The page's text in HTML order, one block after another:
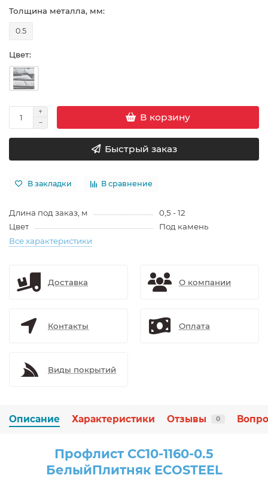
Толщина металла, мм:
0.5
Цвет:
В корзину
Быстрый заказ
В закладки В сравнение
Длина под заказ, м
0,5 - 12
Цвет
Под камень
Все характеристики
Доставка О компании
Контакты Оплата
Виды покрытий
Описание Характеристики Отзывы 0
Профлист СС10-1160-0.5
БелыйПлитняк ECOSTEEL